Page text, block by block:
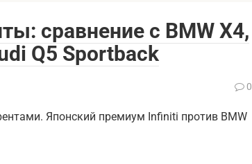
сравнение с BMW X4,
Q5 Sportback
0
Японский премиум Infiniti против BMW